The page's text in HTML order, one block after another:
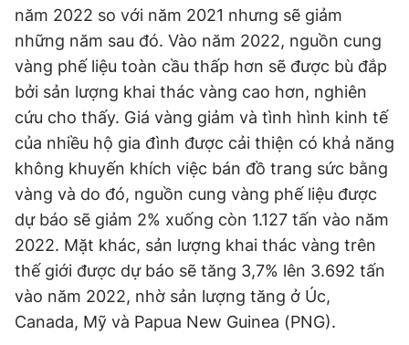
năm 2022 so với năm 2021 nhưng sẽ giảm
những năm sau đó. Vào năm 2022, nguồn cung
vàng phế liệu toàn cầu thấp hơn sẽ được bù đắp
bởi sản lượng khai thác vàng cao hơn, nghiên
cứu cho thấy. Giá vàng giảm và tình hình kinh tế
của nhiều hộ gia đình được cải thiện có khả năng
không khuyến khích việc bán đồ trang sức bằng
vàng và do đó, nguồn cung vàng phế liệu được
dự báo sẽ giảm 2% xuống còn 1.127 tấn vào năm
2022. Mặt khác, sản lượng khai thác vàng trên
thế giới được dự báo sẽ tăng 3,7% lên 3.692 tấn
vào năm 2022, nhờ sản lượng tăng ở Úc,
Canada, Mỹ và Papua New Guinea (PNG).